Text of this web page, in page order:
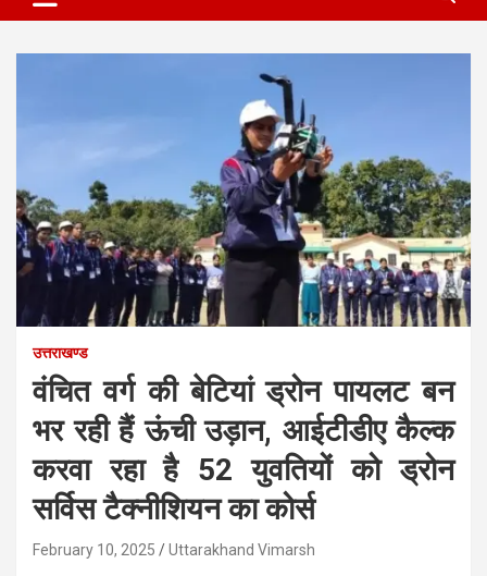
उत्तराखण्ड
वंचित वर्ग की बेटियां ड्रोन पायलट बन
भर रही हैं ऊंची उड़ान, आईटीडीए कैल्क
करवा रहा है 52 युवतियों को ड्रोन
सर्विस टैक्नीशियन का कोर्स
February 10, 2025 Uttarakhand Vimarsh